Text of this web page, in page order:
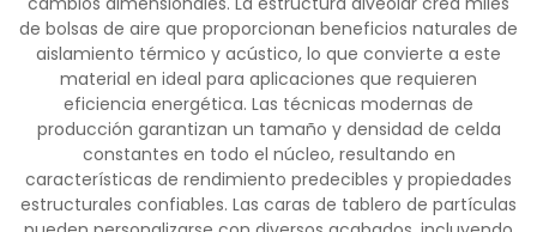
de bolsas de aire que proporcionan beneficios naturales de
aislamiento térmico y acústico, lo que convierte a este
material en ideal para aplicaciones que requieren
eficiencia energética. Las técnicas modernas de
producción garantizan un tamaño y densidad de celda
constantes en todo el núcleo, resultando en
características de rendimiento predecibles y propiedades
estructurales confiables. Las caras de tablero de partículas